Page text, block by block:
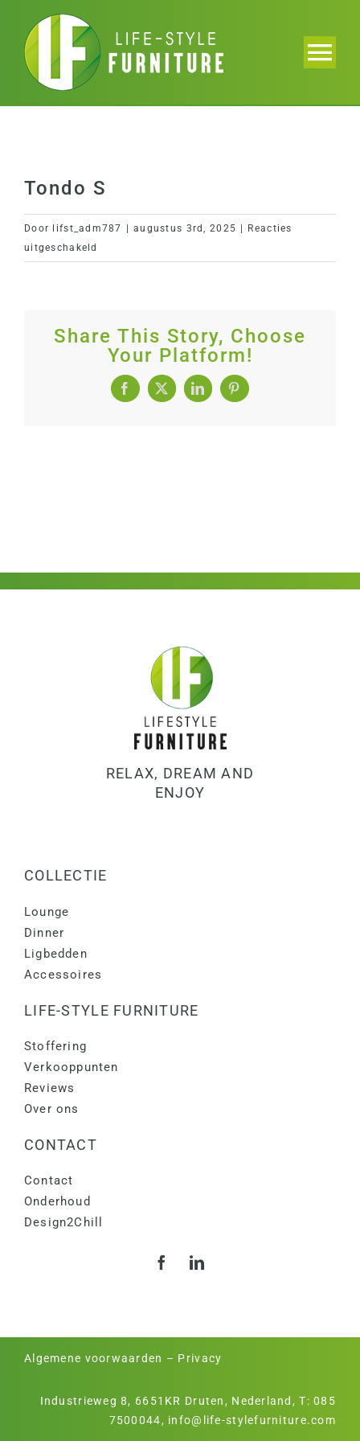
inhoud
Home
Brochure
Projecten
Tondo S
Door lifst_adm787 augustus 3rd, 2025
Reacties
uitgeschakeld
Share This Story, Choose
Your Platform!
Facebook
X LinkedInPinterest
RELAX, DREAM AND
ENJOY
COLLECTIE
Lounge
Dinner
Ligbedden
Accessoires
LIFE-STYLE FURNITURE
Stoffering
Verkooppunten
Reviews
Over ons
CONTACT
Contact
Onderhoud
Design2Chill
Algemene voorwaarden – Privacy
Industrieweg 8, 6651KR Druten, Nederland, T:085
7500044, info@life-stylefurniture.com